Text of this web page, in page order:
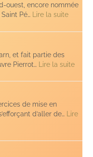
ouest, encore nommée
Pé… Lire la suite:
à
et fait partie des
Pierrot… Lire la suite:
de mise en
d’aller de… Lire